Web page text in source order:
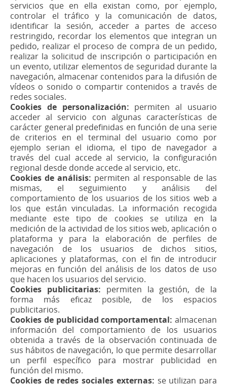
servicios que en ella existan como, por ejemplo,
controlar el tráfico y la comunicación de datos,
identificar la sesión, acceder a partes de acceso
restringido, recordar los elementos que integran un
pedido, realizar el proceso de compra de un pedido,
realizar la solicitud de inscripción o participación en
un evento, utilizar elementos de seguridad durante la
navegación, almacenar contenidos para la difusión de
vídeos o sonido o compartir contenidos a través de
redes sociales.
Cookies de personalización: permiten al usuario
acceder al servicio con algunas características de
carácter general predefinidas en función de una serie
de criterios en el terminal del usuario como por
ejemplo serian el idioma, el tipo de navegador a
través del cual accede al servicio, la configuración
regional desde donde accede al servicio, etc.
Cookies de análisis: permiten al responsable de las
mismas, el seguimiento y análisis del
comportamiento de los usuarios de los sitios web a
los que están vinculadas. La información recogida
mediante este tipo de cookies se utiliza en la
medición de la actividad de los sitios web, aplicación o
plataforma y para la elaboración de perfiles de
navegación de los usuarios de dichos sitios,
aplicaciones y plataformas, con el fin de introducir
mejoras en función del análisis de los datos de uso
que hacen los usuarios del servicio.
Cookies publicitarias: permiten la gestión, de la
forma más eficaz posible, de los espacios
publicitarios.
Cookies de publicidad comportamental: almacenan
información del comportamiento de los usuarios
obtenida a través de la observación continuada de
sus hábitos de navegación, lo que permite desarrollar
un perfil específico para mostrar publicidad en
función del mismo.
Cookies de redes sociales externas: se utilizan para